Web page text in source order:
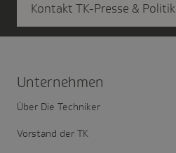
Kontakt TK-Presse & Politik
Unter­nehmen
Über Die Techniker
Vorstand der TK